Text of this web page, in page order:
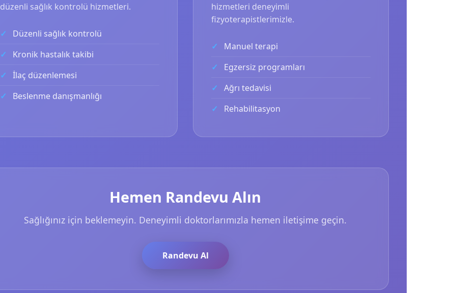
düzenli sağlık kontrolü hizmetleri.
Düzenli sağlık kontrolü
Kronik hastalık takibi
İlaç düzenlemesi
Beslenme danışmanlığı
hizmetleri deneyimli
fizyoterapistlerimizle.
Manuel terapi
Egzersiz programları
Ağrı tedavisi
Rehabilitasyon
Hemen Randevu Alın
Sağlığınız için beklemeyin. Deneyimli doktorlarımızla hemen iletişime geçin.
Randevu Al